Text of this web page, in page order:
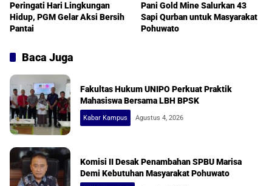
Peringati Hari Lingkungan
Hidup, PGM Gelar Aksi Bersih
Pantai
Pani Gold Mine Salurkan 43
Sapi Qurban untuk Masyarakat
Pohuwato
Baca Juga
Fakultas Hukum UNIPO Perkuat Praktik
Mahasiswa Bersama LBH BPSK
Kabar Kampus Agustus 4, 2026
Komisi II Desak Penambahan SPBU Marisa
Demi Kebutuhan Masyarakat Pohuwato